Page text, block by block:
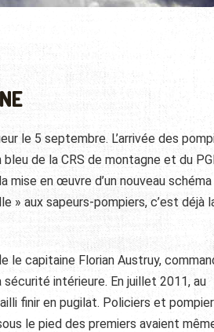
le 5 septembre. L’arrivée des
de la CRS de montagne et du
mise en œuvre d’un nouveau schéma
» aux sapeurs-pompiers, c’est déjà
le capitaine Florian Austruy,
intérieure. En juillet 2011, au
finir en pugilat. Policiers et
le pied des premiers avaient